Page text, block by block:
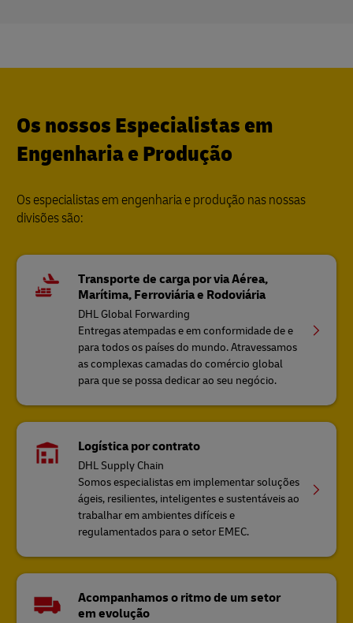
Os nossos Especialistas em
Engenharia e Produção
Os especialistas em engenharia e produção nas nossas
divisões são:
Transporte de carga por via Aérea,
Marítima, Ferroviária e Rodoviária
DHL Global Forwarding
Entregas atempadas e em conformidade de e
para todos os países do mundo. Atravessamos
as complexas camadas do comércio global
para que se possa dedicar ao seu negócio.
Logística por contrato
DHL Supply Chain
Somos especialistas em implementar soluções
ágeis, resilientes, inteligentes e sustentáveis ao
trabalhar em ambientes difíceis e
regulamentados para o setor EMEC.
Acompanhamos o ritmo de um setor
em evolução